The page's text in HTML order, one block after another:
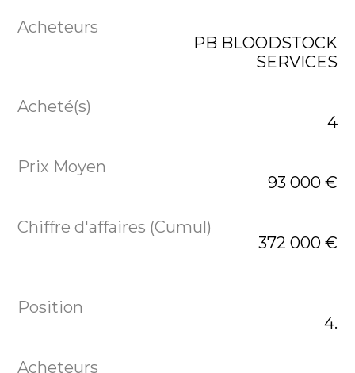
PB BLOODSTOCK
SERVICES
4
93 000 €
372 000 €
4.